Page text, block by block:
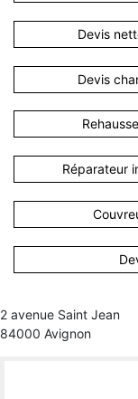
Devis
Devis
Réparateur
2 avenue Saint Jean
84000 Avignon